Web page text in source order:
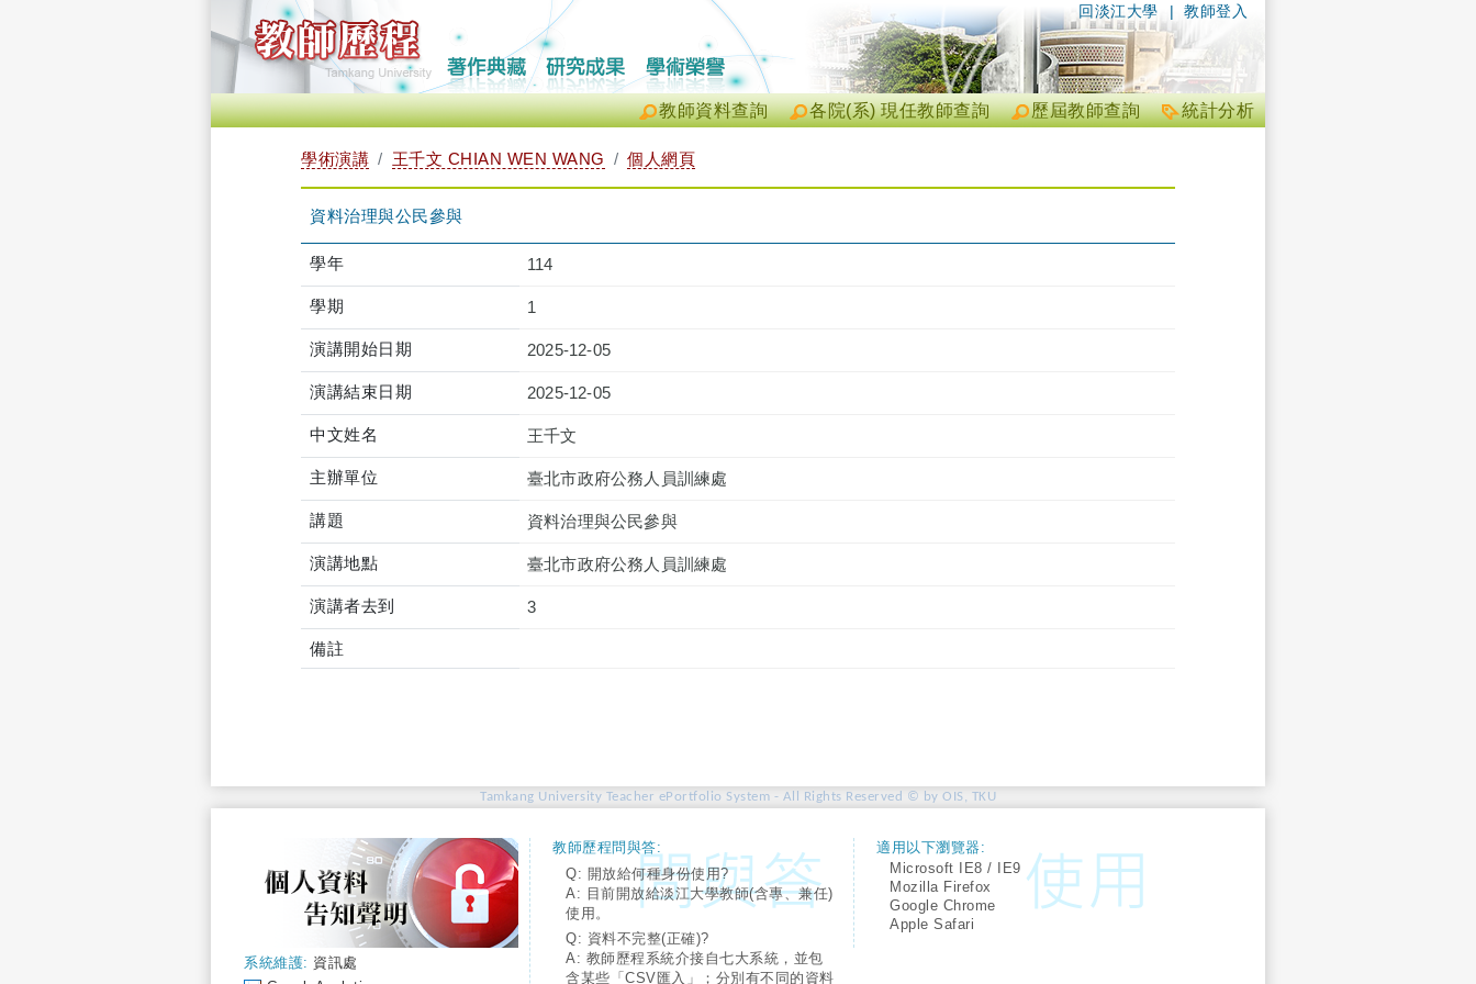
| 教師登入
回淡江大學
統計分析
歷屆教師查詢
各院(系) 現任教師查詢
教師資料查詢
學術演講 王千文 CHIAN WEN WANG 個人網頁
資料治理與公民參與
學年 114
學期 1
演講開始日期 2025-12-05
演講結束日期 2025-12-05
中文姓名 王千文
主辦單位 臺北市政府公務人員訓練處
講題 資料治理與公民參與
演講地點 臺北市政府公務人員訓練處
演講者去到 3
備註
Tamkang University Teacher ePortfolio System - All Rights Reserved © by OIS, TKU
系統維護: 資訊處
教師歷程問與答:
Q: 開放給何種身份使用?
A: 目前開放給淡江大學教師(含專、兼任)
使用。
Q: 資料不完整(正確)?
A: 教師歷程系統介接自七大系統，並包
含某些「CSV匯入」；分別有不同的資料
適用以下瀏覽器:
Microsoft IE8 / IE9
Mozilla Firefox
Google Chrome
Apple Safari